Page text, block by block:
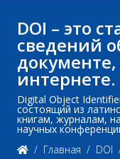
DOI – это
сведений
интернете.
Digital Object
состоящий из
книгам, журналам,
научных
Главная
DOI